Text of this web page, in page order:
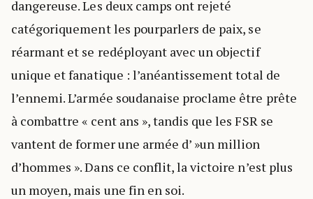
dangereuse. Les deux camps ont rejeté
catégoriquement les pourparlers de paix, se
réarmant et se redéployant avec un objectif
unique et fanatique : l’anéantissement total de
l’ennemi. L’armée soudanaise proclame être prête
à combattre « cent ans », tandis que les FSR se
vantent de former une armée d’ »un million
d’hommes ». Dans ce conflit, la victoire n’est plus
un moyen, mais une fin en soi.